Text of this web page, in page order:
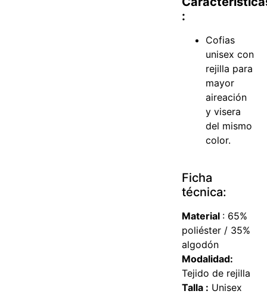
:
Cofias
unisex con
rejilla para
mayor
aireación
y visera
del mismo
color.
Ficha
técnica:
Material : 65%
poliéster / 35%
algodón
Modalidad:
Tejido de rejilla
Talla : Unisex